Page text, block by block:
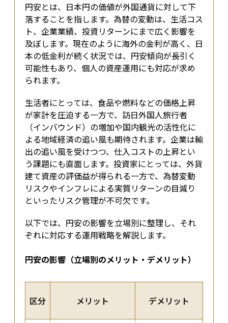
円安とは、日本円の価値が外国通貨に対して下
落することを指します。為替の変動は、生活コス
ト、企業業績、投資リターンにまで広く影響を
及ぼします。現在のように海外の金利が高く、日
本の低金利が続く状況では、円安傾向が長引く
可能性もあり、個人の資産運用にも対応が求め
られます。
生活者にとっては、食品や燃料などの価格上昇
が家計を圧迫する一方で、訪日外国人旅行者
（インバウンド）の増加や国内観光の活性化に
よる地域経済の追い風も期待されます。企業は輸
出の追い風を受けつつ、仕入コストの上昇とい
う課題にも直面します。投資家にとっては、外貨
建て資産の評価益が得られる一方で、為替変動
リスクやインフレによる実質リターンの目減り
といったリスク管理が不可欠です。
以下では、円安の影響を立場別に整理し、それ
ぞれに対応する運用戦略を解説します。
円安の影響（立場別のメリット・デメリット）
区分 メリット デメリット